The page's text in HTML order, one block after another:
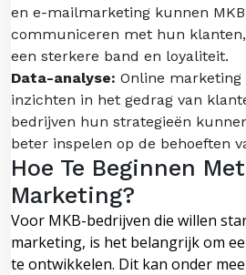
en e-mailmarketing kunnen
communiceren met hun
een sterkere band en loyaliteit.
Data-analyse: Online
inzichten in het gedrag van
bedrijven hun strategieën
beter inspelen op de behoeften
Hoe Te Beginnen
Marketing?
Voor MKB-bedrijven die willen
marketing, is het belangrijk om
te ontwikkelen. Dit kan onder